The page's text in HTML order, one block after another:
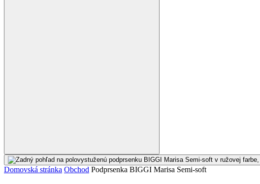
Domovská stránka Obchod Podprsenka BIGGI Marisa Semi-soft